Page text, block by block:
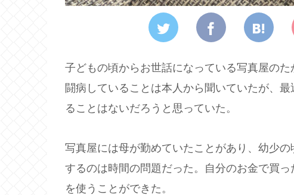
子どもの頃からお世話になっている写真屋の
闘病していることは本人から聞いていたが、
ることはないだろうと思っていた。
写真屋には母が勤めていたことがあり、幼少
するのは時間の問題だった。自分のお金で買
を使うことができた。